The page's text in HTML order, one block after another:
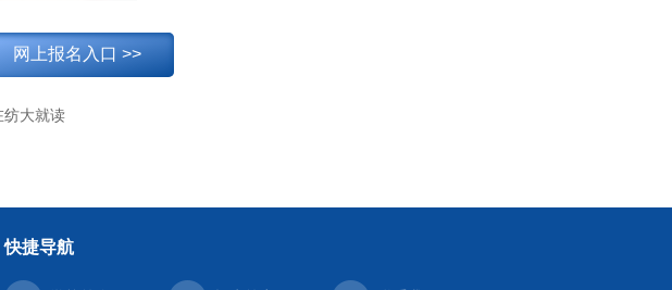
网上报名入口 >>
大就读
快捷导航